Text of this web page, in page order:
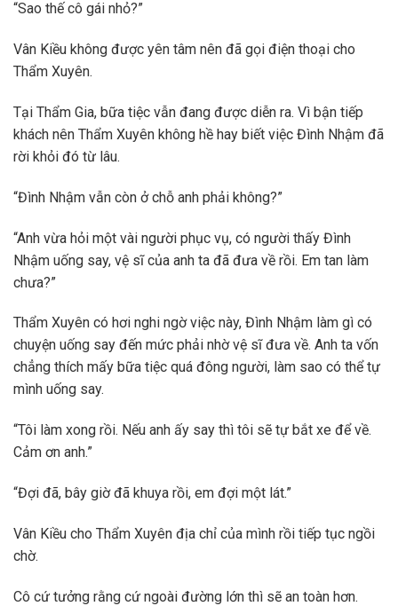
“Sao thế cô gái nhỏ?”
Vân Kiều không được yên tâm nên đã gọi điện thoại cho
Thẩm Xuyên.
Tại Thẩm Gia, bữa tiệc vẫn đang được diễn ra. Vì bận tiếp
khách nên Thẩm Xuyên không hề hay biết việc Đình Nhậm đã
rời khỏi đó từ lâu.
“Đình Nhậm vẫn còn ở chỗ anh phải không?”
“Anh vừa hỏi một vài người phục vụ, có người thấy Đình
Nhậm uống say, vệ sĩ của anh ta đã đưa về rồi. Em tan làm
chưa?”
Thẩm Xuyên có hơi nghi ngờ việc này, Đình Nhậm làm gì có
chuyện uống say đến mức phải nhờ vệ sĩ đưa về. Anh ta vốn
chẳng thích mấy bữa tiệc quá đông người, làm sao có thể tự
mình uống say.
“Tôi làm xong rồi. Nếu anh ấy say thì tôi sẽ tự bắt xe để về.
Cảm ơn anh.”
“Đợi đã, bây giờ đã khuya rồi, em đợi một lát.”
Vân Kiều cho Thẩm Xuyên địa chỉ của mình rồi tiếp tục ngồi
chờ.
Cô cứ tưởng rằng cứ ngoài đường lớn thì sẽ an toàn hơn.